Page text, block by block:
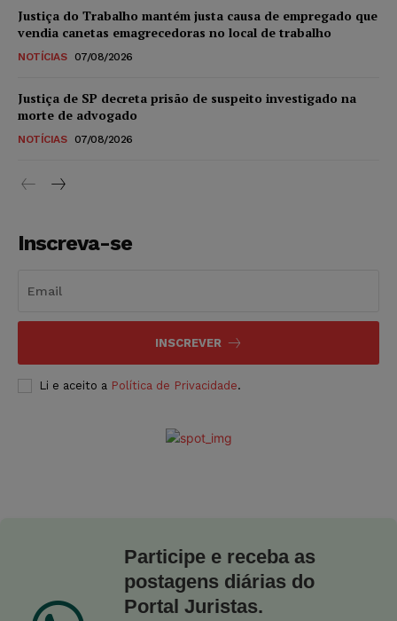
Justiça do Trabalho mantém justa causa de empregado que
vendia canetas emagrecedoras no local de trabalho
NOTÍCIAS 07/08/2026
Justiça de SP decreta prisão de suspeito investigado na
morte de advogado
NOTÍCIAS 07/08/2026
Inscreva-se
INSCREVER
Li e aceito a Política de Privacidade.
Participe e receba as
postagens diárias do
Portal Juristas.